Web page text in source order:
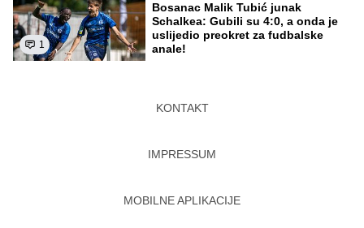
1
Bosanac Malik Tubić junak
Schalkea: Gubili su 4:0, a onda je
uslijedio preokret za fudbalske
anale!
KONTAKT
IMPRESSUM
MOBILNE APLIKACIJE